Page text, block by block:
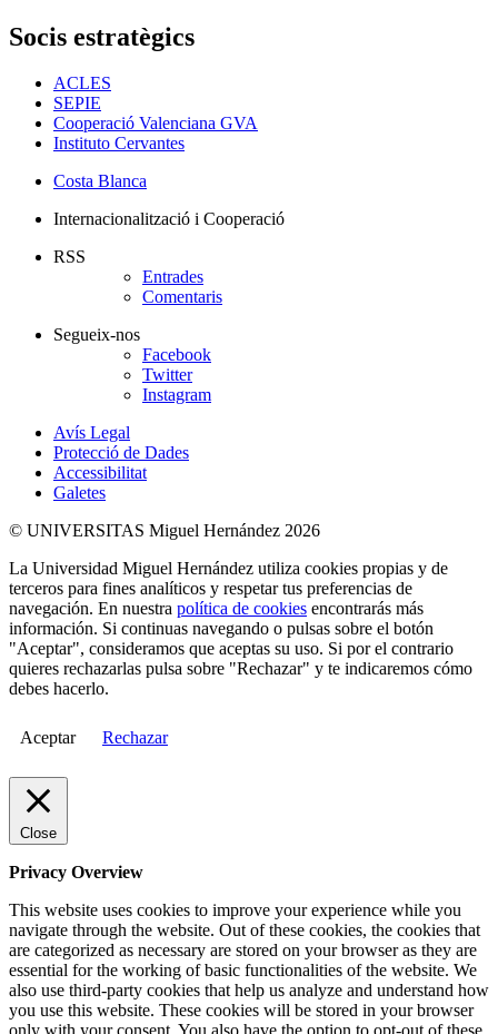
Socis estratègics
ACLES
SEPIE
Cooperació Valenciana GVA
Instituto Cervantes
Costa Blanca
Internacionalització i Cooperació
RSS
Entrades
Comentaris
Segueix-nos
Facebook
Twitter
Instagram
Avís Legal
Protecció de Dades
Accessibilitat
Galetes
© UNIVERSITAS Miguel Hernández 2026
La Universidad Miguel Hernández utiliza cookies propias y de
terceros para fines analíticos y respetar tus preferencias de
navegación. En nuestra política de cookies encontrarás más
información. Si continuas navegando o pulsas sobre el botón
"Aceptar", consideramos que aceptas su uso. Si por el contrario
quieres rechazarlas pulsa sobre "Rechazar" y te indicaremos cómo
debes hacerlo.
Aceptar Rechazar
Close
Privacy Overview
This website uses cookies to improve your experience while you
navigate through the website. Out of these cookies, the cookies that
are categorized as necessary are stored on your browser as they are
essential for the working of basic functionalities of the website. We
also use third-party cookies that help us analyze and understand how
you use this website. These cookies will be stored in your browser